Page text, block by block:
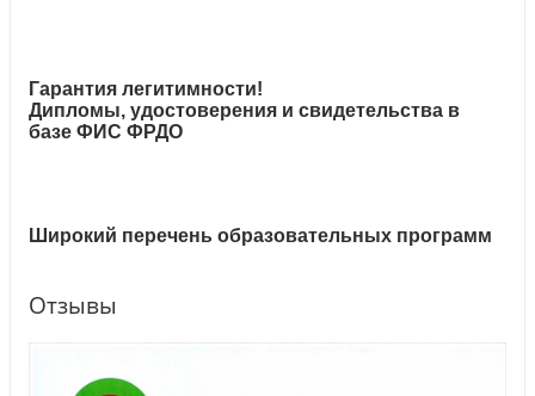
Гарантия легитимности!
Дипломы, удостоверения и свидетельства в
базе ФИС ФРДО
Широкий перечень образовательных программ
Отзывы